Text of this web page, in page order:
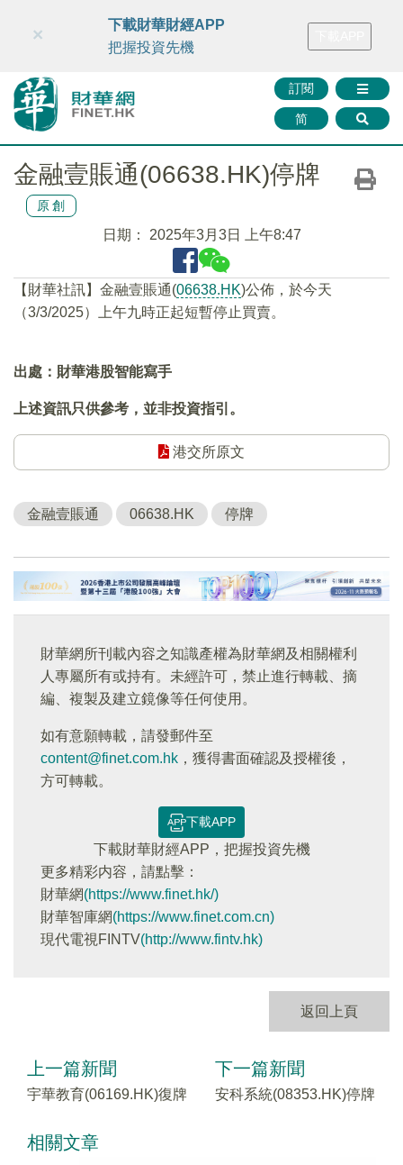
財華智庫網 FINTV FINMETA 財華證券 媒體矩陣
訂閱
简
×
下載財華財經APP
把握投資先機
金融壹賬通(06638.HK)停牌
原創
日期： 2025年3月3日 上午8:47
【財華社訊】金融壹賬通(06638.HK)公佈，於今天
（3/3/2025）上午九時正起短暫停止買賣。
出處：財華港股智能寫手
上述資訊只供參考，並非投資指引。
港交所原文
金融壹賬通 06638.HK 停牌
財華網所刊載內容之知識產權為財華網及相關權利
人專屬所有或持有。未經許可，禁止進行轉載、摘
編、複製及建立鏡像等任何使用。
如有意願轉載，請發郵件至
content@finet.com.hk ，獲得書面確認及授權後，
方可轉載。
下載APP
下載財華財經APP，把握投資先機
更多精彩内容，請點擊：
財華網(https://www.finet.hk/)
財華智庫網(https://www.finet.com.cn)
現代電視FINTV(http://www.fintv.hk)
返回上頁
上一篇新聞
宇華教育(06169.HK)復牌
下一篇新聞
安科系統(08353.HK)停牌
相關文章